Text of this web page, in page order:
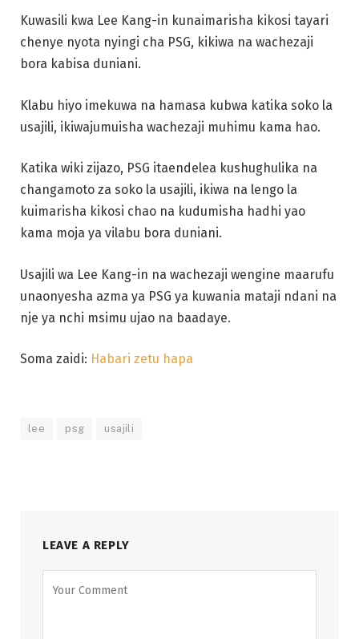
Kuwasili kwa Lee Kang-in kunaimarisha kikosi tayari
chenye nyota nyingi cha PSG, kikiwa na wachezaji
bora kabisa duniani.
Klabu hiyo imekuwa na hamasa kubwa katika soko la
usajili, ikiwajumuisha wachezaji muhimu kama hao.
Katika wiki zijazo, PSG itaendelea kushughulika na
changamoto za soko la usajili, ikiwa na lengo la
kuimarisha kikosi chao na kudumisha hadhi yao
kama moja ya vilabu bora duniani.
Usajili wa Lee Kang-in na wachezaji wengine maarufu
unaonyesha azma ya PSG ya kuwania mataji ndani na
nje ya nchi msimu ujao na baadaye.
Soma zaidi: Habari zetu hapa
lee psg usajili
LEAVE A REPLY